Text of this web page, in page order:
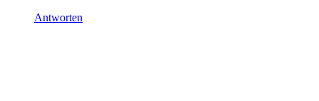
Antworten